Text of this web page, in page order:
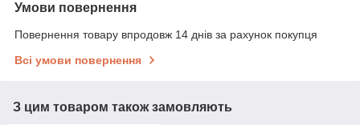
Умови повернення
Повернення товару впродовж 14 днів за рахунок покупця
Всі умови повернення
З цим товаром також замовляють